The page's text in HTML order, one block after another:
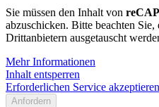
Sie müssen den Inhalt von
abzuschicken. Bitte beachten Sie,
Drittanbietern ausgetauscht
Mehr Informationen
Inhalt entsperren
Erforderlichen Service
Anfordern